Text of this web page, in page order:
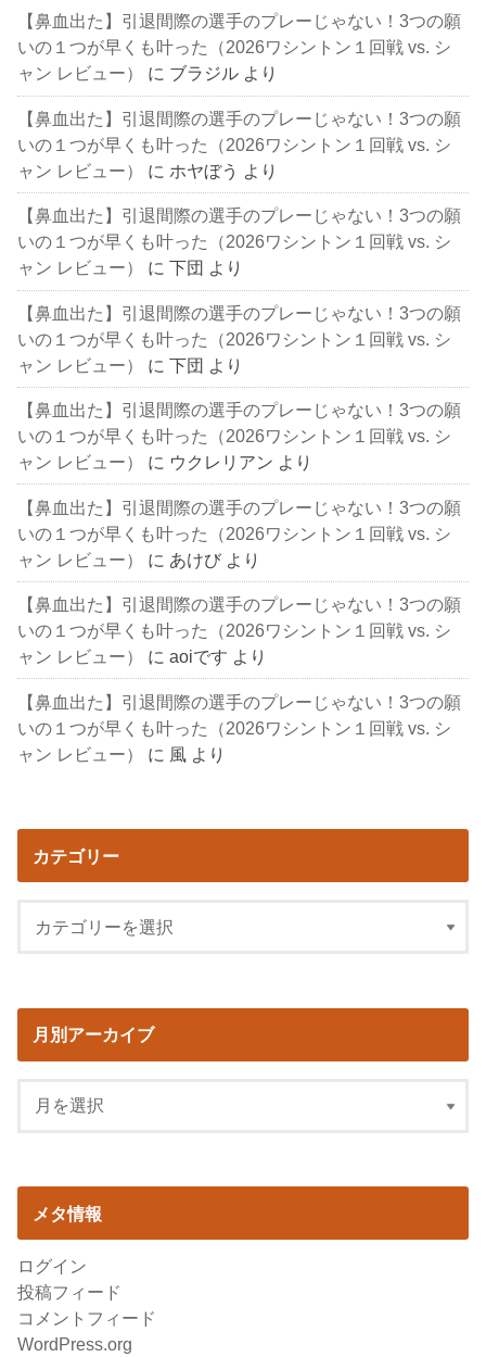
【鼻血出た】引退間際の選手のプレーじゃない！3つの願
いの１つが早くも叶った（2026ワシントン１回戦 vs. シ
ャン レビュー）
に ブラジル より
【鼻血出た】引退間際の選手のプレーじゃない！3つの願
いの１つが早くも叶った（2026ワシントン１回戦 vs. シ
ャン レビュー）
に ホヤぼう より
【鼻血出た】引退間際の選手のプレーじゃない！3つの願
いの１つが早くも叶った（2026ワシントン１回戦 vs. シ
ャン レビュー）
に下団 より
【鼻血出た】引退間際の選手のプレーじゃない！3つの願
いの１つが早くも叶った（2026ワシントン１回戦 vs. シ
ャン レビュー）
に下団 より
【鼻血出た】引退間際の選手のプレーじゃない！3つの願
いの１つが早くも叶った（2026ワシントン１回戦 vs. シ
ャン レビュー）
に ウクレリアン より
【鼻血出た】引退間際の選手のプレーじゃない！3つの願
いの１つが早くも叶った（2026ワシントン１回戦 vs. シ
ャン レビュー）
に あけび より
【鼻血出た】引退間際の選手のプレーじゃない！3つの願
いの１つが早くも叶った（2026ワシントン１回戦 vs. シ
ャン レビュー）
にaoiです より
【鼻血出た】引退間際の選手のプレーじゃない！3つの願
いの１つが早くも叶った（2026ワシントン１回戦 vs. シ
ャン レビュー）
に 風 より
カテゴリー
月別アーカイブ
メタ情報
ログイン
投稿フィード
コメントフィード
WordPress.org